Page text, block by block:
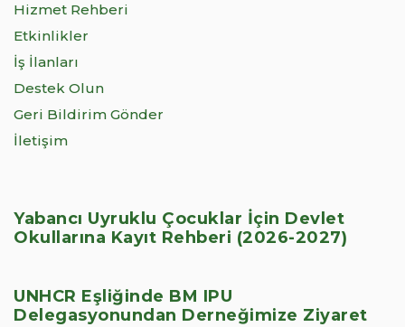
Hizmet Rehberi
Etkinlikler
İş İlanları
Destek Olun
Geri Bildirim Gönder
İletişim
Yabancı Uyruklu Çocuklar İçin Devlet
Okullarına Kayıt Rehberi (2026-2027)
UNHCR Eşliğinde BM IPU
Delegasyonundan Derneğimize Ziyaret